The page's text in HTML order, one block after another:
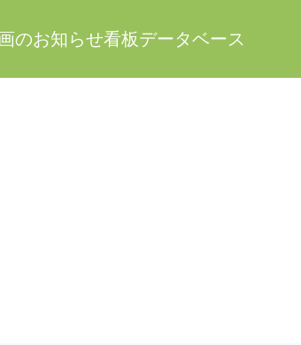
のお知らせ看板データベース